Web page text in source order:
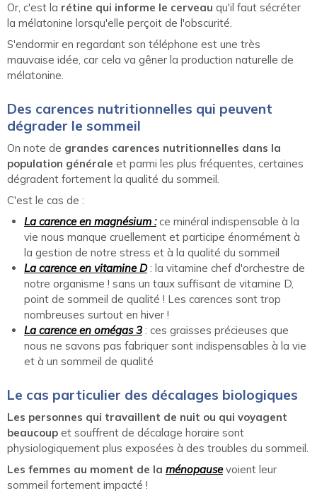
Or, c'est la rétine qui informe le cerveau qu'il faut sécréter
la mélatonine lorsqu'elle perçoit de l'obscurité.
S'endormir en regardant son téléphone est une très
mauvaise idée, car cela va gêner la production naturelle de
mélatonine.
Des carences nutritionnelles qui peuvent
dégrader le sommeil
On note de grandes carences nutritionnelles dans la
population générale et parmi les plus fréquentes, certaines
dégradent fortement la qualité du sommeil.
C'est le cas de :
La carence en magnésium :ce minéral indispensable à la
vie nous manque cruellement et participe énormément à
la gestion de notre stress et à la qualité du sommeil
La carence en vitamine D: la vitamine chef d'orchestre de
notre organisme ! sans un taux suffisant de vitamine D,
point de sommeil de qualité ! Les carences sont trop
nombreuses surtout en hiver !
La carence en omégas 3 : ces graisses précieuses que
nous ne savons pas fabriquer sont indispensables à la vie
et à un sommeil de qualité
Le cas particulier des décalages biologiques
Les personnes qui travaillent de nuit ou qui voyagent
beaucoup et souffrent de décalage horaire sont
physiologiquement plus exposées à des troubles du sommeil.
Les femmes au moment de la ménopausevoient leur
sommeil fortement impacté !